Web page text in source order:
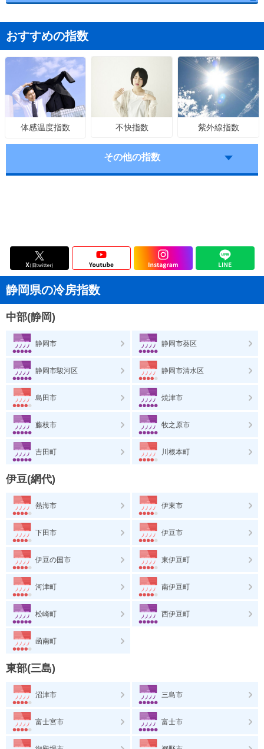
おすすめの指数
体感温度指数 不快指数 紫外線指数
その他の指数
静岡県の冷房指数
中部(静岡)
静岡市 静岡市葵区
静岡市駿河区 静岡市清水区
島田市 焼津市
藤枝市 牧之原市
吉田町 川根本町
伊豆(網代)
熱海市 伊東市
下田市 伊豆市
伊豆の国市 東伊豆町
河津町 南伊豆町
松崎町 西伊豆町
函南町
東部(三島)
沼津市 三島市
富士宮市 富士市